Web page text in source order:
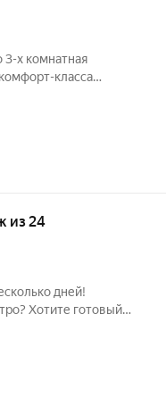
3-х комнатная
класса
отделкой
из 24
дней!
Хотите готовый